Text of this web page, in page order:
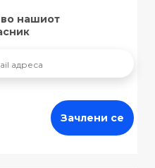
нашиот